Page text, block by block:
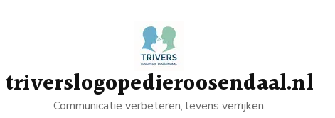
triverslogopedieroosendaal.nl
Communicatie verbeteren, levens verrijken.